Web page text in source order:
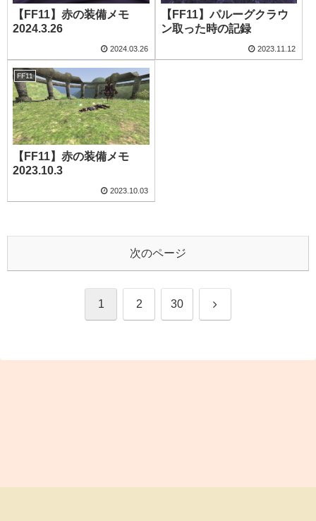
【FF11】赤の装備メモ
2024.3.26
2024.03.26
【FF11】パルーグクラウ
ン取った時の記録
2023.11.12
FF11
【FF11】赤の装備メモ
2023.10.3
2023.10.03
次のページ
1 2 30 次